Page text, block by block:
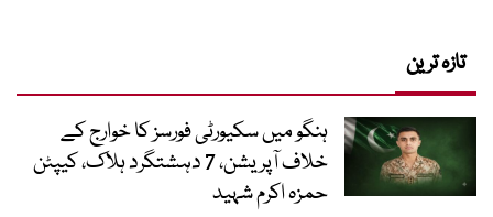
تازہ ترین
ہنگو میں سکیورٹی فورسز کا خوارج کے
خلاف آپریشن، 7 دہشتگرد ہلاک، کیپٹن
حمزہ اکرم شہید